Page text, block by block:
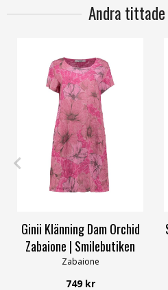
Andra
S M L XL
Ginii Klänning Dam Orchid
Zabaione | Smilebutiken
Zabaione
749 kr